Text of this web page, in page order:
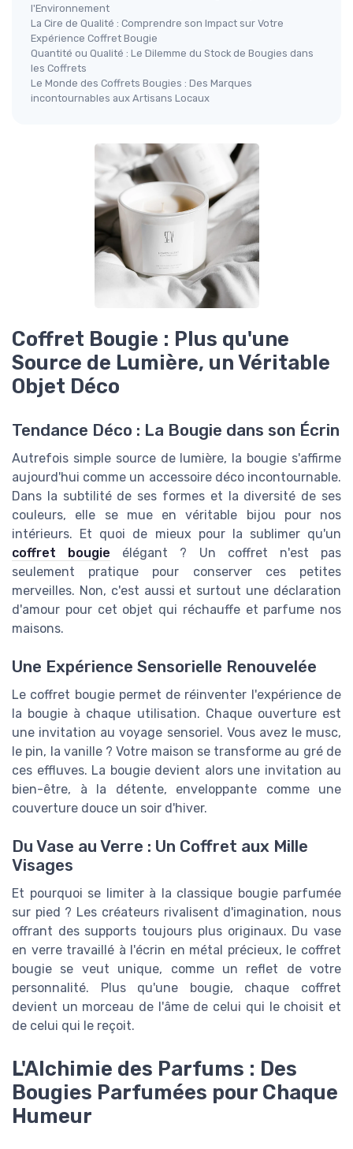
l'Environnement
La Cire de Qualité : Comprendre son Impact sur Votre
Expérience Coffret Bougie
Quantité ou Qualité : Le Dilemme du Stock de Bougies dans
les Coffrets
Le Monde des Coffrets Bougies : Des Marques
incontournables aux Artisans Locaux
Coffret Bougie : Plus qu'une
Source de Lumière, un Véritable
Objet Déco
Tendance Déco : La Bougie dans son Écrin
Autrefois simple source de lumière, la bougie s'affirme
aujourd'hui comme un accessoire déco incontournable.
Dans la subtilité de ses formes et la diversité de ses
couleurs, elle se mue en véritable bijou pour nos
intérieurs. Et quoi de mieux pour la sublimer qu'un
coffret bougie élégant ? Un coffret n'est pas
seulement pratique pour conserver ces petites
merveilles. Non, c'est aussi et surtout une déclaration
d'amour pour cet objet qui réchauffe et parfume nos
maisons.
Une Expérience Sensorielle Renouvelée
Le coffret bougie permet de réinventer l'expérience de
la bougie à chaque utilisation. Chaque ouverture est
une invitation au voyage sensoriel. Vous avez le musc,
le pin, la vanille ? Votre maison se transforme au gré de
ces effluves. La bougie devient alors une invitation au
bien-être, à la détente, enveloppante comme une
couverture douce un soir d'hiver.
Du Vase au Verre : Un Coffret aux Mille
Visages
Et pourquoi se limiter à la classique bougie parfumée
sur pied ? Les créateurs rivalisent d'imagination, nous
offrant des supports toujours plus originaux. Du vase
en verre travaillé à l'écrin en métal précieux, le coffret
bougie se veut unique, comme un reflet de votre
personnalité. Plus qu'une bougie, chaque coffret
devient un morceau de l'âme de celui qui le choisit et
de celui qui le reçoit.
L'Alchimie des Parfums : Des
Bougies Parfumées pour Chaque
Humeur